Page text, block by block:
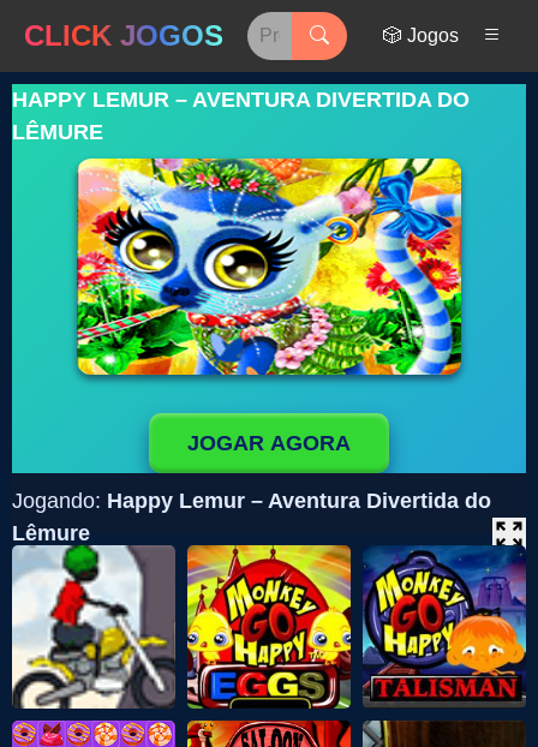
CLICK JOGOS 🎲 Jogos
HAPPY LEMUR – AVENTURA DIVERTIDA DO
LÊMURE
JOGAR AGORA
Jogando: Happy Lemur – Aventura Divertida do
Lêmure